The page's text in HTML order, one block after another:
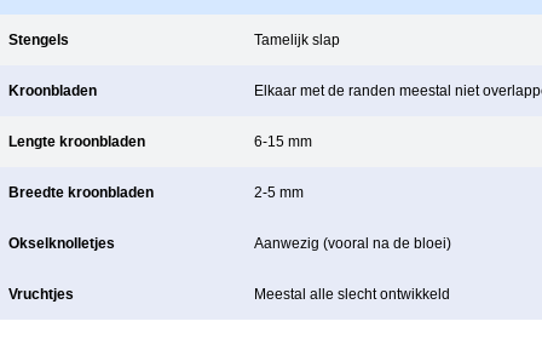
Stengels Tamelijk slap
Kroonbladen Elkaar met de randen meestal niet
Lengte kroonbladen 6-15 mm
Breedte kroonbladen 2-5 mm
Okselknolletjes Aanwezig (vooral na de bloei)
Vruchtjes Meestal alle slecht ontwikkeld